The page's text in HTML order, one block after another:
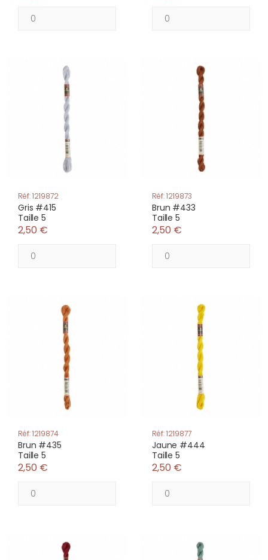
Réf: 1219872
Gris #415
Taille 5
2,50 €
Réf: 1219873
Brun #433
Taille 5
2,50 €
Réf: 1219874
Brun #435
Taille 5
2,50 €
Réf: 1219877
Jaune #444
Taille 5
2,50 €